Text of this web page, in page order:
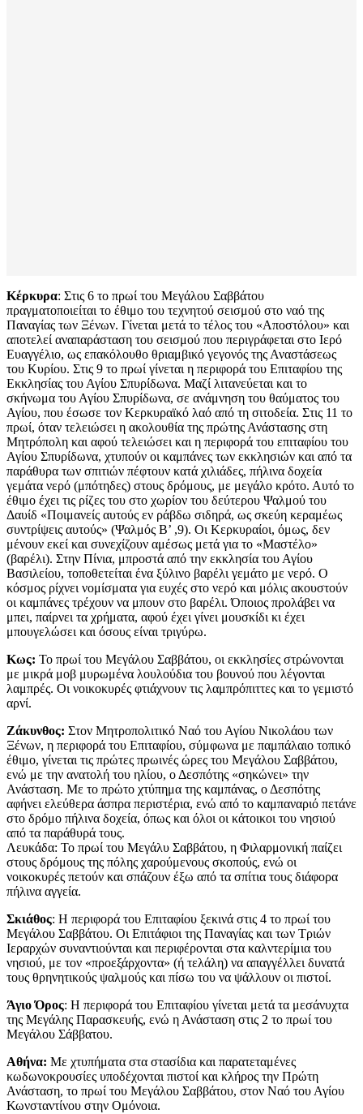
Κέρκυρα: Στις 6 το πρωί του Μεγάλου Σαββάτου
πραγματοποιείται το έθιμο του τεχνητού σεισμού στο ναό της
Παναγίας των Ξένων. Γίνεται μετά το τέλος του «Αποστόλου» και
αποτελεί αναπαράσταση του σεισμού που περιγράφεται στο Ιερό
Ευαγγέλιο, ως επακόλουθο θριαμβικό γεγονός της Αναστάσεως
του Κυρίου. Στις 9 το πρωί γίνεται η περιφορά του Επιταφίου της
Εκκλησίας του Αγίου Σπυρίδωνα. Μαζί λιτανεύεται και το
σκήνωμα του Αγίου Σπυρίδωνα, σε ανάμνηση του θαύματος του
Αγίου, που έσωσε τον Κερκυραϊκό λαό από τη σιτοδεία. Στις 11 το
πρωί, όταν τελειώσει η ακολουθία της πρώτης Ανάστασης στη
Μητρόπολη και αφού τελειώσει και η περιφορά του επιταφίου του
Αγίου Σπυρίδωνα, χτυπούν οι καμπάνες των εκκλησιών και από τα
παράθυρα των σπιτιών πέφτουν κατά χιλιάδες, πήλινα δοχεία
γεμάτα νερό (μπότηδες) στους δρόμους, με μεγάλο κρότο. Αυτό το
έθιμο έχει τις ρίζες του στο χωρίον του δεύτερου Ψαλμού του
Δαυίδ «Ποιμανείς αυτούς εν ράβδω σιδηρά, ως σκεύη κεραμέως
συντρίψεις αυτούς» (Ψαλμός Β’ ,9). Οι Κερκυραίοι, όμως, δεν
μένουν εκεί και συνεχίζουν αμέσως μετά για το «Μαστέλο»
(βαρέλι). Στην Πίνια, μπροστά από την εκκλησία του Αγίου
Βασιλείου, τοποθετείται ένα ξύλινο βαρέλι γεμάτο με νερό. Ο
κόσμος ρίχνει νομίσματα για ευχές στο νερό και μόλις ακουστούν
οι καμπάνες τρέχουν να μπουν στο βαρέλι. Όποιος προλάβει να
μπει, παίρνει τα χρήματα, αφού έχει γίνει μουσκίδι κι έχει
μπουγελώσει και όσους είναι τριγύρω.
Κως: Το πρωί του Μεγάλου Σαββάτου, οι εκκλησίες στρώνονται
με μικρά μοβ μυρωμένα λουλούδια του βουνού που λέγονται
λαμπρές. Οι νοικοκυρές φτιάχνουν τις λαμπρόπιττες και το γεμιστό
αρνί.
Ζάκυνθος: Στον Μητροπολιτικό Ναό του Αγίου Νικολάου των
Ξένων, η περιφορά του Επιταφίου, σύμφωνα με παμπάλαιο τοπικό
έθιμο, γίνεται τις πρώτες πρωινές ώρες του Μεγάλου Σαββάτου,
ενώ με την ανατολή του ηλίου, ο Δεσπότης «σηκώνει» την
Ανάσταση. Με το πρώτο χτύπημα της καμπάνας, ο Δεσπότης
αφήνει ελεύθερα άσπρα περιστέρια, ενώ από το καμπαναριό πετάνε
στο δρόμο πήλινα δοχεία, όπως και όλοι οι κάτοικοι του νησιού
από τα παράθυρά τους.
Λευκάδα: Το πρωί του Μεγάλυ Σαββάτου, η Φιλαρμονική παίζει
στους δρόμους της πόλης χαρούμενους σκοπούς, ενώ οι
νοικοκυρές πετούν και σπάζουν έξω από τα σπίτια τους διάφορα
πήλινα αγγεία.
Σκιάθος: Η περιφορά του Επιταφίου ξεκινά στις 4 το πρωί του
Μεγάλου Σαββάτου. Οι Επιτάφιοι της Παναγίας και των Τριών
Ιεραρχών συναντιούνται και περιφέρονται στα καλντερίμια του
νησιού, με τον «προεξάρχοντα» (ή τελάλη) να απαγγέλλει δυνατά
τους θρηνητικούς ψαλμούς και πίσω του να ψάλλουν οι πιστοί.
Άγιο Όρος: Η περιφορά του Επιταφίου γίνεται μετά τα μεσάνυχτα
της Μεγάλης Παρασκευής, ενώ η Ανάσταση στις 2 το πρωί του
Μεγάλου Σάββατου.
Αθήνα: Με χτυπήματα στα στασίδια και παρατεταμένες
κωδωνοκρουσίες υποδέχονται πιστοί και κλήρος την Πρώτη
Ανάσταση, το πρωί του Μεγάλου Σαββάτου, στον Ναό του Αγίου
Κωνσταντίνου στην Ομόνοια.